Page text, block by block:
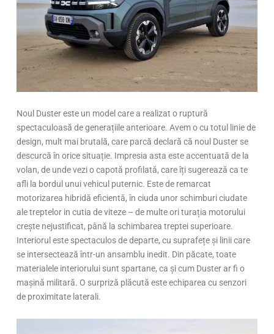
Noul Duster este un model care a realizat o ruptură
spectaculoasă de generațiile anterioare. Avem o cu totul linie de
design, mult mai brutală, care parcă declară că noul Duster se
descurcă în orice situație. Impresia asta este accentuată de la
volan, de unde vezi o capotă profilată, care îți sugerează ca te
afli la bordul unui vehicul puternic. Este de remarcat
motorizarea hibridă eficientă, în ciuda unor schimburi ciudate
ale treptelor in cutia de viteze – de multe ori turația motorului
crește nejustificat, până la schimbarea treptei superioare.
Interiorul este spectaculos de departe, cu suprafețe și linii care
se intersectează într-un ansamblu inedit. Din păcate, toate
materialele interiorului sunt spartane, ca și cum Duster ar fi o
mașină militară. O surpriză plăcută este echiparea cu senzori
de proximitate laterali.